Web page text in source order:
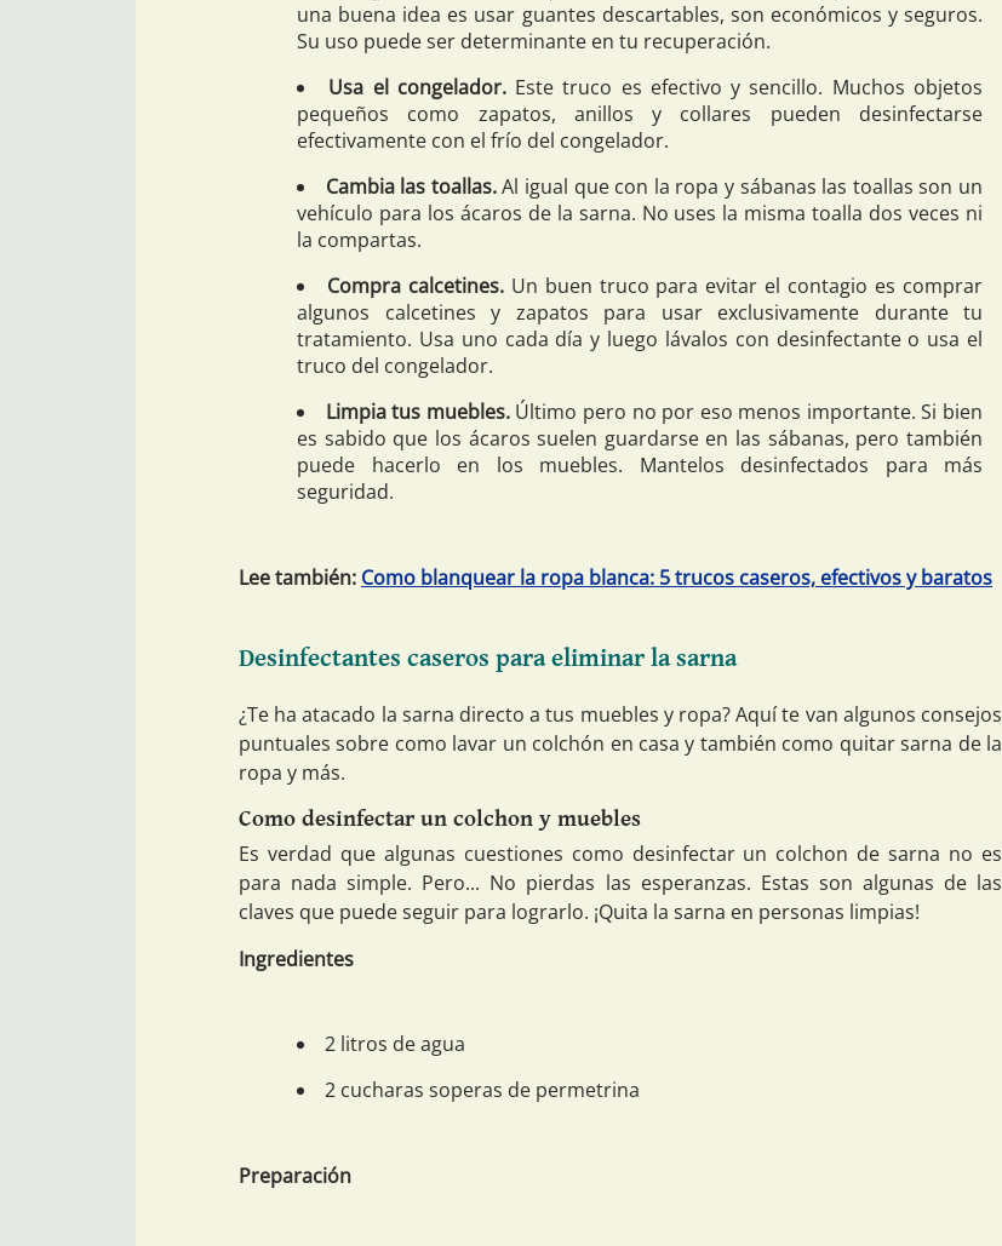
una buena idea es usar guantes descartables, son económicos y seguros.
Su uso puede ser determinante en tu recuperación.
Usa el congelador.Este truco es efectivo y sencillo. Muchos objetos
pequeños como zapatos, anillos y collares pueden desinfectarse
efectivamente con el frío del congelador.
Cambia las toallas.Al igual que con la ropa y sábanas las toallas son un
vehículo para los ácaros de la sarna. No uses la misma toalla dos veces ni
la compartas.
Compra calcetines.Un buen truco para evitar el contagio es comprar
algunos calcetines y zapatos para usar exclusivamente durante tu
tratamiento. Usa uno cada día y luego lávalos con desinfectante o usa el
truco del congelador.
Limpia tus muebles.Último pero no por eso menos importante. Si bien
es sabido que los ácaros suelen guardarse en las sábanas, pero también
puede hacerlo en los muebles. Mantelos desinfectados para más
seguridad.
Lee también: Como blanquear la ropa blanca: 5 trucos caseros, efectivos y baratos
Desinfectantes caseros para eliminar la sarna
¿Te ha atacado la sarna directo a tus muebles y ropa? Aquí te van algunos consejos
puntuales sobre como lavar un colchón en casa y también como quitar sarna de la
ropa y más.
Como desinfectar un colchon y muebles
Es verdad que algunas cuestiones como desinfectar un colchon de sarna no es
para nada simple. Pero... No pierdas las esperanzas. Estas son algunas de las
claves que puede seguir para lograrlo. ¡Quita la sarna en personas limpias!
Ingredientes
2 litros de agua
2 cucharas soperas de permetrina
Preparación